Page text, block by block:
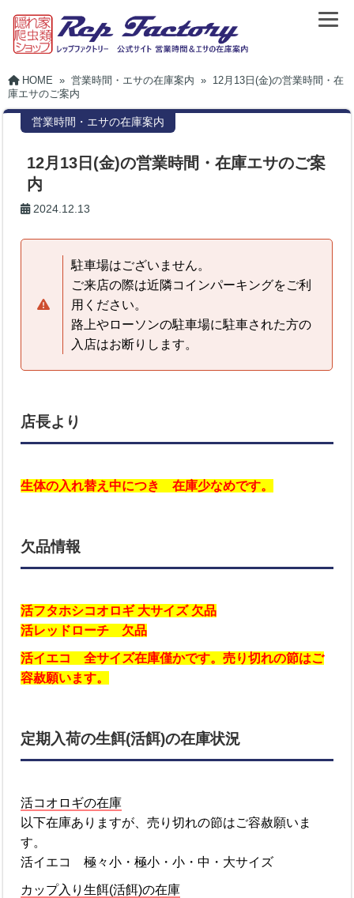
HOME » 営業時間・エサの在庫案内 » 12月13日(金)の営業時間・在
庫エサのご案内
営業時間・エサの在庫案内
12月13日(金)の営業時間・在庫エサのご案
内
2024.12.13
駐車場はございません。
ご来店の際は近隣コインパーキングをご利
用ください。
路上やローソンの駐車場に駐車された方の
入店はお断りします。
店長より
生体の入れ替え中につき 在庫少なめです。
欠品情報
活フタホシコオロギ 大サイズ 欠品
活レッドローチ 欠品
活イエコ 全サイズ在庫僅かです。売り切れの節はご
容赦願います。
定期入荷の生餌(活餌)の在庫状況
活コオロギの在庫
以下在庫ありますが、売り切れの節はご容赦願いま
す。
活イエコ 極々小・極小・小・中・大サイズ
カップ入り生餌(活餌)の在庫